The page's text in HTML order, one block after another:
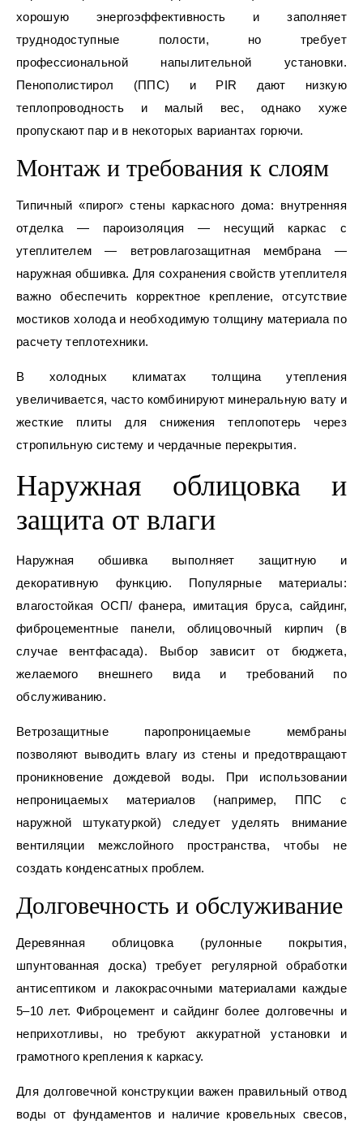
хорошую энергоэффективность и заполняет
труднодоступные полости, но требует
профессиональной напылительной установки.
Пенополистирол (ППС) и PIR дают низкую
теплопроводность и малый вес, однако хуже
пропускают пар и в некоторых вариантах горючи.
Монтаж и требования к слоям
Типичный «пирог» стены каркасного дома: внутренняя
отделка — пароизоляция — несущий каркас с
утеплителем — ветровлагозащитная мембрана —
наружная обшивка. Для сохранения свойств утеплителя
важно обеспечить корректное крепление, отсутствие
мостиков холода и необходимую толщину материала по
расчету теплотехники.
В холодных климатах толщина утепления
увеличивается, часто комбинируют минеральную вату и
жесткие плиты для снижения теплопотерь через
стропильную систему и чердачные перекрытия.
Наружная облицовка и
защита от влаги
Наружная обшивка выполняет защитную и
декоративную функцию. Популярные материалы:
влагостойкая ОСП/ фанера, имитация бруса, сайдинг,
фиброцементные панели, облицовочный кирпич (в
случае вентфасада). Выбор зависит от бюджета,
желаемого внешнего вида и требований по
обслуживанию.
Ветрозащитные паропроницаемые мембраны
позволяют выводить влагу из стены и предотвращают
проникновение дождевой воды. При использовании
непроницаемых материалов (например, ППС с
наружной штукатуркой) следует уделять внимание
вентиляции межслойного пространства, чтобы не
создать конденсатных проблем.
Долговечность и обслуживание
Деревянная облицовка (рулонные покрытия,
шпунтованная доска) требует регулярной обработки
антисептиком и лакокрасочными материалами каждые
5–10 лет. Фиброцемент и сайдинг более долговечны и
неприхотливы, но требуют аккуратной установки и
грамотного крепления к каркасу.
Для долговечной конструкции важен правильный отвод
воды от фундаментов и наличие кровельных свесов,